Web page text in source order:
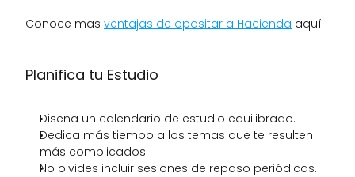
Conoce mas ventajas de opositar a Hacienda aquí.
Planifica tu Estudio
Diseña un calendario de estudio equilibrado.
Dedica más tiempo a los temas que te resulten
más complicados.
No olvides incluir sesiones de repaso periódicas.